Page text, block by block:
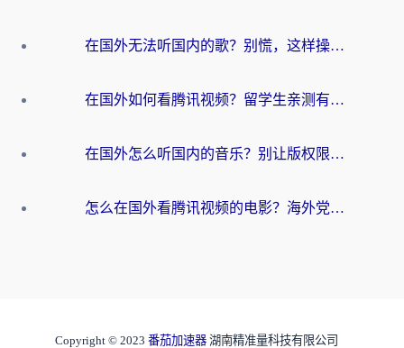
在国外无法听国内的歌？别慌，这样操作就能畅听QQ音乐（附亲测加速器推荐）
在国外如何看腾讯视频？留学生亲测有效的回国加速方案
在国外怎么听国内的音乐？别让版权限制断了你的华语歌单
怎么在国外看腾讯视频的电影？海外党亲测有效的回国加速指南
Copyright © 2023 番茄加速器 湖南精准量科技有限公司